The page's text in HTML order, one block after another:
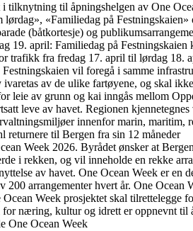
tilknytning til åpningshelgen av One
«Familiedag på Festningskaien»
(båtkortesje) og
19. april: Familiedag på
trafikk fra fredag 17. april til lørdag 18.
vil foregå i samme
av de ulike fartøyene, og skal
leie av grunn og kai inngås mellom
leve av havet. Regionen kjennetegnes
innenfor marin,
returnere til Bergen fra sin 12 måneder
Week 2026. Byrådet ønsker at
i rekken, og vil inneholde en rekke
av havet. One Ocean Week er en
arrangementer hvert år. One Ocean
Week prosjektet skal tilrettelegge
næring, kultur og idrett er oppnevnt til
One Ocean Week